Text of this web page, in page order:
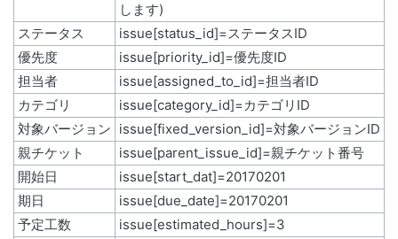
します)
ステータス
issue[status_id]=ステータスID
優先度
issue[priority_id]=優先度ID
担当者
issue[assigned_to_id]=担当者ID
カテゴリ
issue[category_id]=カテゴリID
対象バージョン issue[fixed_version_id]=対象バージョンID
親チケット
issue[parent_issue_id]=親チケット番号
開始日
issue[start_dat]=20170201
期日
issue[due_date]=20170201
予定工数
issue[estimated_hours]=3